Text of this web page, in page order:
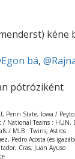
kéne
bá,
pótróziként
Penn State, Iowa /
National Teams : HUN,
/ MLB : Twins, Astros
Pedro Acosta (és
Cras, Juan Ayuso